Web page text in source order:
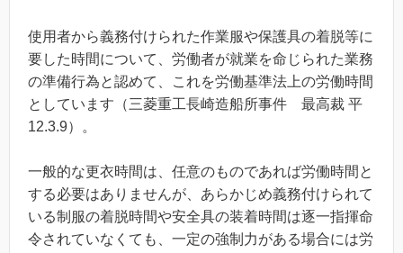
使用者から義務付けられた作業服や保護具の着脱等に
要した時間について、労働者が就業を命じられた業務
の準備行為と認めて、これを労働基準法上の労働時間
としています（三菱重工長崎造船所事件 最高裁 平
12.3.9）。
一般的な更衣時間は、任意のものであれば労働時間と
する必要はありませんが、あらかじめ義務付けられて
いる制服の着脱時間や安全具の装着時間は逐一指揮命
令されていなくても、一定の強制力がある場合には労